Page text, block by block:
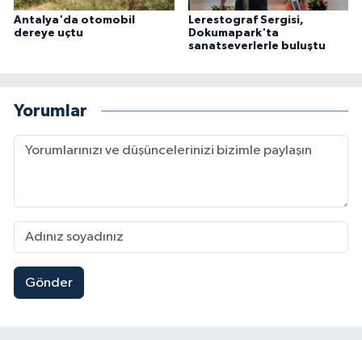
Antalya'da otomobil
dereye uçtu
Lerestograf Sergisi,
Dokumapark'ta
sanatseverlerle buluştu
Yorumlar
Gönder